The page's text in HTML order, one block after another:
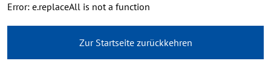
Error: e.replaceAll is not a function
Zur Startseite zurückkehren